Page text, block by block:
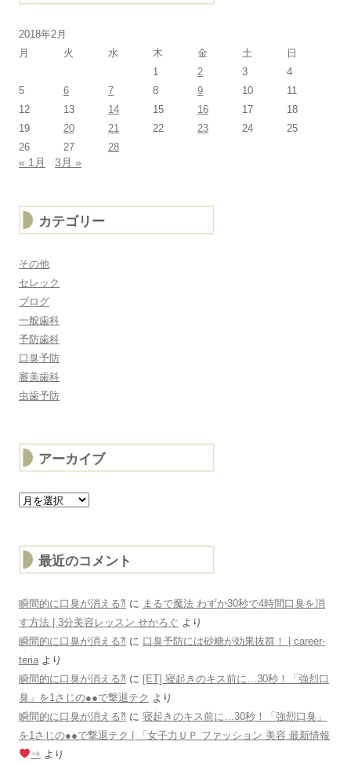
2018年2月
月
火 水 木 金 土
日
1
2 3
4
5
6 7 8 9 10
11
12
13 14 15 16 17
18
19
20 21 22 23 24
25
26
27 28
« 1月 3月 »
カテゴリー
その他
セレック
ブログ
一般歯科
予防歯科
口臭予防
審美歯科
虫歯予防
アーカイブ
ア
ー
最近のコメント
瞬間的に口臭が消える⁈ に まるで魔法 わずか30秒で4時間口臭を消
す方法 | 3分美容レッスン せかろぐ より
瞬間的に口臭が消える⁈ に 口臭予防には砂糖が効果抜群！ | career-
teria より
瞬間的に口臭が消える⁈ に [ET] 寝起きのキス前に…30秒！「強烈口
臭」を1さじの●●で撃退テク より
瞬間的に口臭が消える⁈ に 寝起きのキス前に…30秒！「強烈口臭」
を1さじの●●で撃退テク | 「女子力ＵＰ ファッション 美容 最新情報
⇒ より